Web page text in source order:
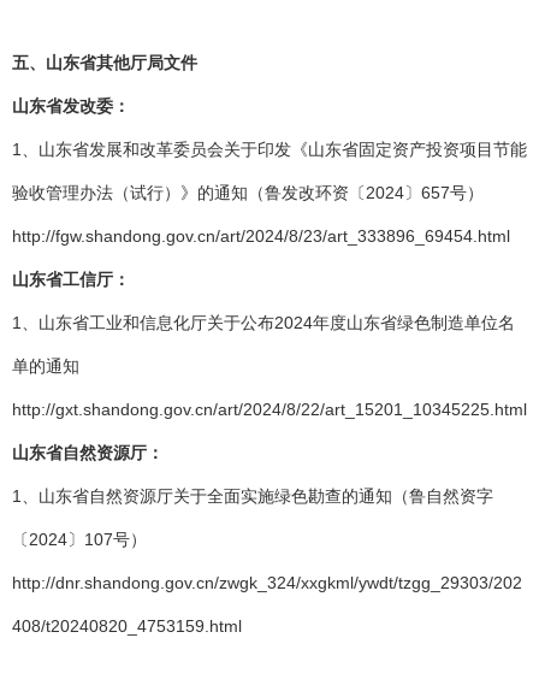
五、山东省其他厅局文件
山东省发改委：
1、山东省发展和改革委员会关于印发《山东省固定资产投资项目节能
验收管理办法（试行）》的通知（鲁发改环资〔2024〕657号）
http://fgw.shandong.gov.cn/art/2024/8/23/art_333896_69454.html
山东省工信厅：
1、山东省工业和信息化厅关于公布2024年度山东省绿色制造单位名
单的通知
http://gxt.shandong.gov.cn/art/2024/8/22/art_15201_10345225.html
山东省自然资源厅：
1、山东省自然资源厅关于全面实施绿色勘查的通知（鲁自然资字
〔2024〕107号）
http://dnr.shandong.gov.cn/zwgk_324/xxgkml/ywdt/tzgg_29303/202
408/t20240820_4753159.html